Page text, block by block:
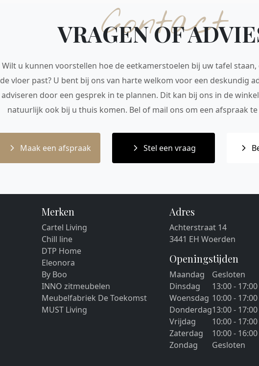
Contact
VRAGEN OF
Wilt u kunnen voorstellen hoe de eetkamerstoelen bij uw tafel
de vloer past? U bent bij ons van harte welkom voor een deskundig
adviseren door een gesprek in te plannen. Dit kan bij ons in de
natuurlijk ook bij u thuis komen. Bel of mail ons om een afspraak te
Maak een afspraak Stel een vraag
Merken
Cartel Living
Chill line
DTP Home
Eleonora
By Boo
INNO zitmeubelen
Meubelfabriek De Toekomst
MUST Living
Adres
Achterstraat 14
3441 EH Woerden
Openingstijden
Maandag
Gesloten
Dinsdag
13:00 - 17:00
Woensdag 10:00 - 17:00
Donderdag13:00 - 17:00
Vrijdag
10:00 - 17:00
Zaterdag
10:00 - 16:00
Zondag
Gesloten